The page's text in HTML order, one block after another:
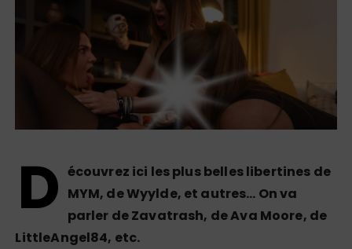
D écouvrez ici les plus belles libertines de
MYM, de Wyylde, et autres… On va
parler de Zavatrash, de Ava Moore, de
LittleAngel84, etc.